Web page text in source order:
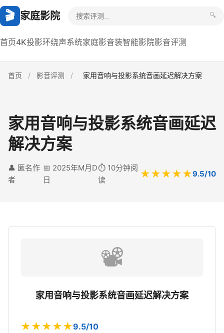
🎬 家庭影院
首页4K投影环绕声系统家庭影音装智能影院影音评测
🔍
首页 / 影音评测 / 家用音响与投影系统音画延迟解决方案
家用音响与投影系统音画延迟
解决方案
👤 匿名作
者
📅 2025年M月D
日
⏱️ 10分钟阅
读
★★★★★9.5/10
📽️
家用音响与投影系统音画延迟解决方案
★★★★★9.5/10